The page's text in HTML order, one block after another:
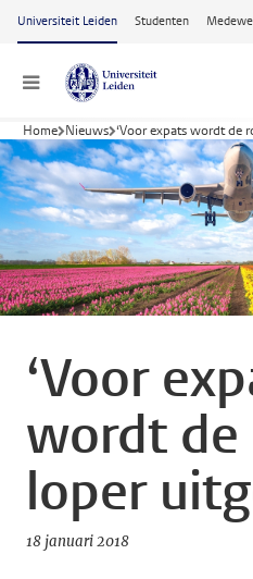
Ga naar hoofdinhoud
Universiteit Leiden Studenten
Menu
Home Nieuws ‘Voor expats wordt de
‘Voor
wordt de
loper
18 januari 2018